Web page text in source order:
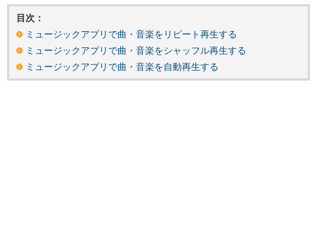
目次：
ミュージックアプリで曲・音楽をリピート再生する
ミュージックアプリで曲・音楽をシャッフル再生する
ミュージックアプリで曲・音楽を自動再生する